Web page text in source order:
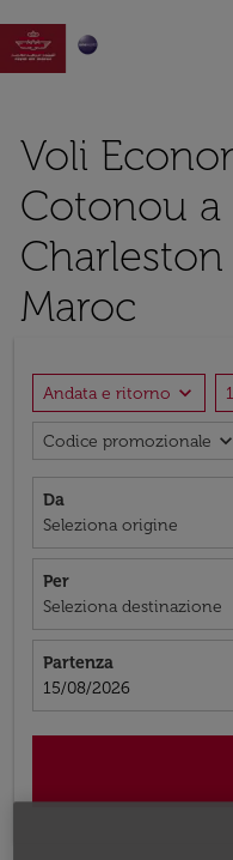

Voli
Cotonou
Maroc
Andata e ritorno expand_more
Codice promozionale expand_more
Da
Seleziona origine
Per
Seleziona destinazione
Partenza
fc-booking-departure-
15/08/2026